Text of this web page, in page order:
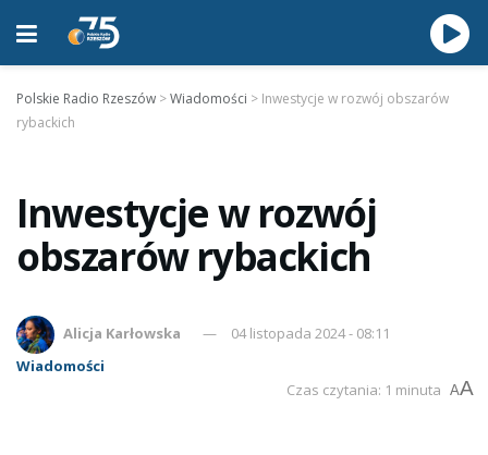
Polskie Radio Rzeszów >Wiadomości > Inwestycje w rozwój obszarów
rybackich
Inwestycje w rozwój
obszarów rybackich
Alicja Karłowska
04 listopada 2024 - 08:11
Wiadomości
Czas czytania: 1 minuta AA